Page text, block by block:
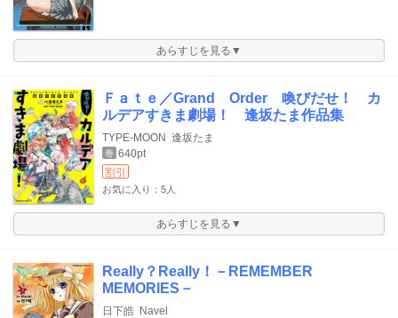
あらすじを見る▼
Ｆａｔｅ／Grand Order 喚びだせ！ カ
ルデアすきま劇場！ 逢坂たま作品集
TYPE-MOON 逢坂たま
巻 640pt
割引
お気に入り：5人
あらすじを見る▼
Really？Really！－REMEMBER
MEMORIES－
日下皓 Navel